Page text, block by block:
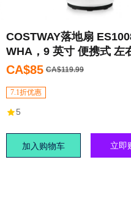
COSTWAY落地扇
WHA，9 英寸 便携式 左
动，高度和速度可调，远
CA$85 CA$119.99
7.1折优惠
5
加入购物车 立即